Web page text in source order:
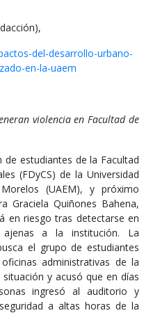
del-desarrollo-urbano-
en-la-uaem
violencia en Facultad de
estudiantes de la Facultad
(FDyCS) de la Universidad
(UAEM), y próximo
Graciela Quiñones Bahena,
en riesgo tras detectarse en
ajenas a la institución. La
el grupo de estudiantes
administrativas de la
y acusó que en días
ingresó al auditorio y
a altas horas de la